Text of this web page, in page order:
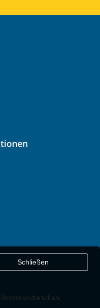
vorbehalten.
Schließen